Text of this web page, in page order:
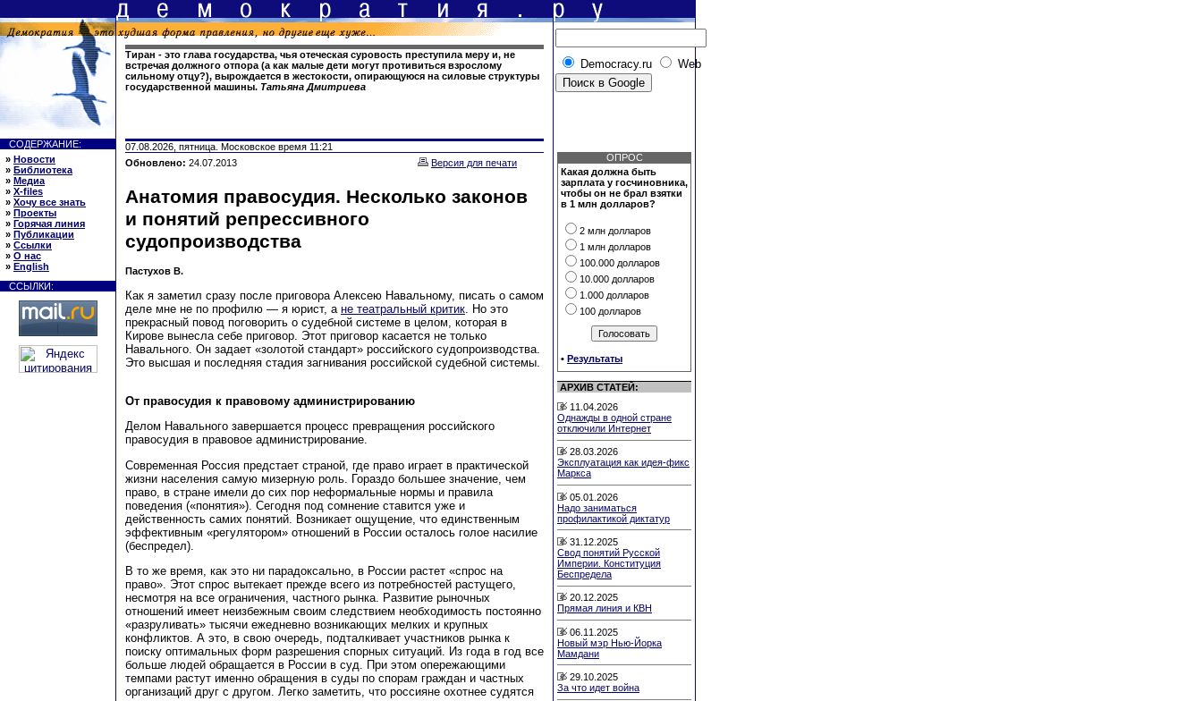
Тиран - это глава государства, чья отеческая суровость преступила меру и, не
встречая должного отпора (а как малые дети могут противиться взрослому
сильному отцу?), вырождается в жестокости, опирающуюся на силовые структуры
государственной машины. Татьяна Дмитриева
Democracy.ru Web
СОДЕРЖАНИЕ:
» Новости
» Библиотека
» Медиа
» X-files
» Хочу все знать
» Проекты
» Горячая линия
» Публикации
» Ссылки
» О нас
» English
ССЫЛКИ:
07.08.2026, пятница. Московское время 11:21
Обновлено: 24.07.2013 Версия для печати
Анатомия правосудия. Несколько законов
и понятий репрессивного
судопроизводства
Пастухов В.
Как я заметил сразу после приговора Алексею Навальному, писать о самом
деле мне не по профилю — я юрист, а не театральный критик . Но это
прекрасный повод поговорить о судебной системе в целом, которая в
Кирове вынесла себе приговор. Этот приговор касается не только
Навального. Он задает «золотой стандарт» российского судопроизводства.
Это высшая и последняя стадия загнивания российской судебной системы.
От правосудия к правовому администрированию
Делом Навального завершается процесс превращения российского
правосудия в правовое администрирование.
Современная Россия предстает страной, где право играет в практической
жизни населения самую мизерную роль. Гораздо большее значение, чем
право, в стране имели до сих пор неформальные нормы и правила
поведения («понятия»). Сегодня под сомнение ставится уже и
действенность самих понятий. Возникает ощущение, что единственным
эффективным «регулятором» отношений в России осталось голое насилие
(беспредел).
В то же время, как это ни парадоксально, в России растет «спрос на
право». Этот спрос вытекает прежде всего из потребностей растущего,
несмотря на все ограничения, частного рынка. Развитие рыночных
отношений имеет неизбежным своим следствием необходимость постоянно
«разруливать» тысячи ежедневно возникающих мелких и крупных
конфликтов. А это, в свою очередь, подталкивает участников рынка к
поиску оптимальных форм разрешения спорных ситуаций. Из года в год все
больше людей обращается в России в суд. При этом опережающими
темпами растут именно обращения в суды по спорам граждан и частных
организаций друг с другом. Легко заметить, что россияне охотнее судятся
ОПРОС
Какая должна быть
зарплата у госчиновника,
чтобы он не брал взятки
в 1 млн долларов?
2 млн долларов
1 млн долларов
100.000 долларов
10.000 долларов
1.000 долларов
100 долларов
• Результаты
АРХИВ СТАТЕЙ:
11.04.2026
Однажды в одной стране
отключили Интернет
28.03.2026
Эксплуатация как идея-фикс
Маркса
05.01.2026
Надо заниматься
профилактикой диктатур
31.12.2025
Свод понятий Русской
Империи. Конституция
Беспредела
20.12.2025
Прямая линия и КВН
06.11.2025
Новый мэр Нью-Йорка
Мамдани
29.10.2025
За что идет война